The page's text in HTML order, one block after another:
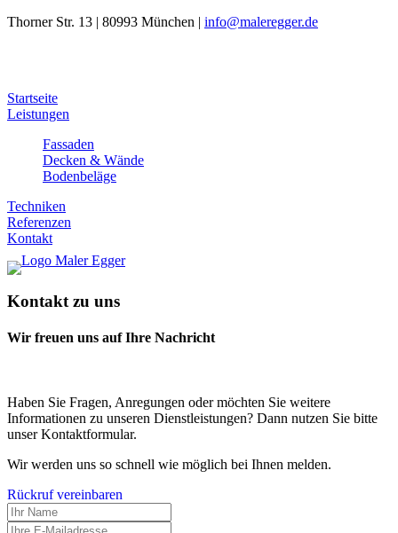
Thorner Str. 13 | 80993 München | info@maleregger.de
Startseite
Leistungen
Fassaden
Decken & Wände
Bodenbeläge
Techniken
Referenzen
Kontakt
Kontakt zu uns
Wir freuen uns auf Ihre Nachricht
Haben Sie Fragen, Anregungen oder möchten Sie weitere
Informationen zu unseren Dienstleistungen? Dann nutzen Sie bitte
unser Kontaktformular.
Wir werden uns so schnell wie möglich bei Ihnen melden.
Rückruf vereinbaren